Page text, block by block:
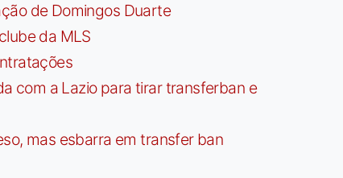
de Domingos Duarte
da MLS
com a Lazio para tirar transferban e
mas esbarra em transfer ban